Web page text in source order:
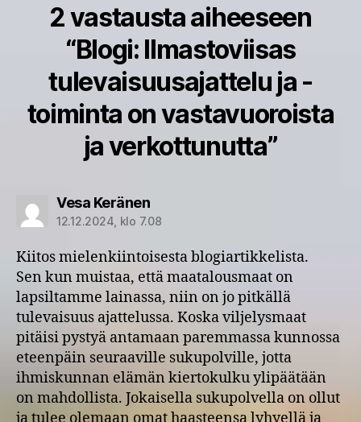
2 vastausta aiheeseen
“Blogi: Ilmastoviisas
tulevaisuusajattelu ja -
toiminta on vastavuoroista
ja verkottunutta”
Vesa Keränensanoo:
12.12.2024, klo 7.08
Kiitos mielenkiintoisesta blogiartikkelista.
Sen kun muistaa, että maatalousmaat on
lapsiltamme lainassa, niin on jo pitkällä
tulevaisuus ajattelussa. Koska viljelysmaat
pitäisi pystyä antamaan paremmassa kunnossa
eteenpäin seuraaville sukupolville, jotta
ihmiskunnan elämän kiertokulku ylipäätään
on mahdollista. Jokaisella sukupolvella on ollut
ja tulee olemaan omat haasteensa lyhyellä ja